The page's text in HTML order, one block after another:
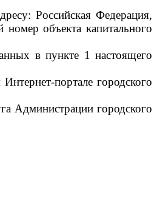
Российская Федерация,
объекта капитального
в пункте 1 настоящего
портале городского
Администрации городского